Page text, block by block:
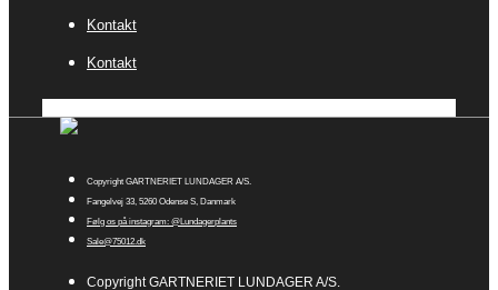
Kontakt
Kontakt
Copyright GARTNERIET LUNDAGER A/S.
Fangelvej 33, 5260 Odense S, Danmark
Følg os på instagram: @Lundagerplants
Sale@75012.dk
Copyright GARTNERIET LUNDAGER A/S.